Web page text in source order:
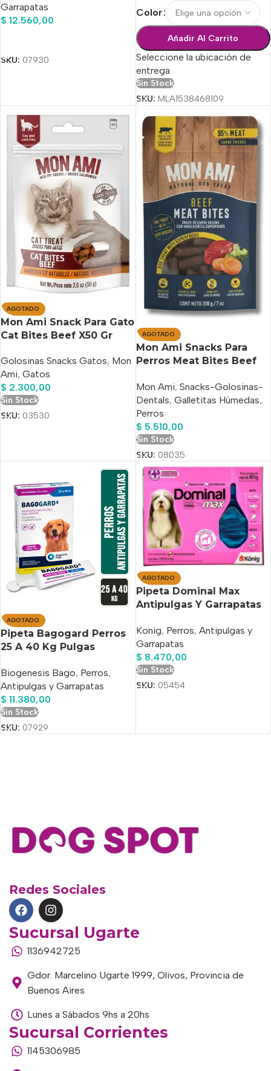
Garrapatas
$ 12.560,00
SKU: 07930
Color
Añadir Al Carrito
Seleccione la ubicación de
entrega
Sin Stock
SKU: MLA1538468109
AGOTADO
Mon Ami Snack Para Gato
Cat Bites Beef X50 Gr
Golosinas Snacks Gatos, Mon
Ami, Gatos
$ 2.300,00
Sin Stock
SKU: 03530
AGOTADO
Mon Ami Snacks Para
Perros Meat Bites Beef
Mon Ami, Snacks-Golosinas-
Dentals, Galletitas Húmedas,
Perros
$ 5.510,00
Sin Stock
SKU: 08035
AGOTADO
Pipeta Bagogard Perros
25 A 40 Kg Pulgas
Acero
Biogenesis Bago, Perros,
Antipulgas y Garrapatas
$ 11.380,00
Sin Stock
SKU: 07929
AGOTADO
Pipeta Dominal Max
Antipulgas Y Garrapatas
Konig, Perros, Antipulgas y
Garrapatas
$ 8.470,00
Sin Stock
SKU: 05454
Redes Sociales
Sucursal Ugarte
1136942725
Gdor. Marcelino Ugarte 1999, Olivos, Provincia de
Buenos Aires
Lunes a Sábados 9hs a 20hs
Sucursal Corrientes
1145306985